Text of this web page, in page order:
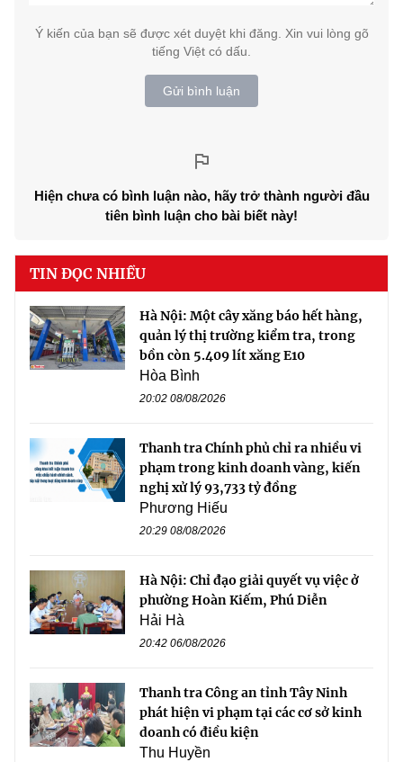
Ý kiến của bạn sẽ được xét duyệt khi đăng. Xin vui lòng gõ
tiếng Việt có dấu.
Gửi bình luận
Hiện chưa có bình luận nào, hãy trở thành người đầu
tiên bình luận cho bài biết này!
TIN ĐỌC NHIỀU
Hà Nội: Một cây xăng báo hết hàng,
quản lý thị trường kiểm tra, trong
bồn còn 5.409 lít xăng E10
Hòa Bình
20:02 08/08/2026
Thanh tra Chính phủ chỉ ra nhiều vi
phạm trong kinh doanh vàng, kiến
nghị xử lý 93,733 tỷ đồng
Phương Hiếu
20:29 08/08/2026
Hà Nội: Chỉ đạo giải quyết vụ việc ở
phường Hoàn Kiếm, Phú Diễn
Hải Hà
20:42 06/08/2026
Thanh tra Công an tỉnh Tây Ninh
phát hiện vi phạm tại các cơ sở kinh
doanh có điều kiện
Thu Huyền